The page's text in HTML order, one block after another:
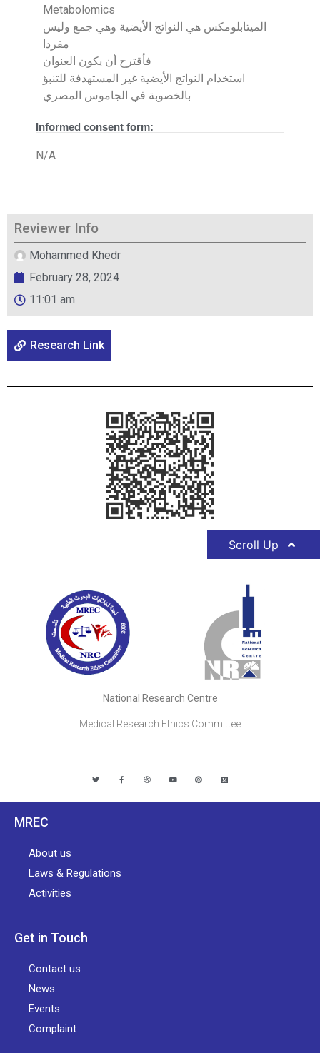
Metabolomics
الميتابلومكس هي النواتج الأيضية وهي جمع وليس
مفردا
فأقترح أن يكون العنوان
استخدام النواتج الأيضية غير المستهدفة للتنبؤ
بالخصوبة في الجاموس المصري
Informed consent form:
N/A
Reviewer Info
Mohammed Khedr
February 28, 2024
11:01 am
Research Link
Scroll Up
National Research Centre
Medical Research Ethics Committee
MREC
About us
Laws & Regulations
Activities
Get in Touch
Contact us
News
Events
Complaint